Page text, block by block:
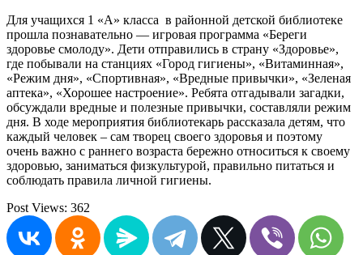
Для учащихся 1 «А» класса в районной детской библиотеке
прошла познавательно — игровая программа «Береги
здоровье смолоду». Дети отправились в страну «Здоровье»,
где побывали на станциях «Город гигиены», «Витаминная»,
«Режим дня», «Спортивная», «Вредные привычки», «Зеленая
аптека», «Хорошее настроение». Ребята отгадывали загадки,
обсуждали вредные и полезные привычки, составляли режим
дня. В ходе мероприятия библиотекарь рассказала детям, что
каждый человек – сам творец своего здоровья и поэтому
очень важно с раннего возраста бережно относиться к своему
здоровью, заниматься физкультурой, правильно питаться и
соблюдать правила личной гигиены.
Post Views: 362